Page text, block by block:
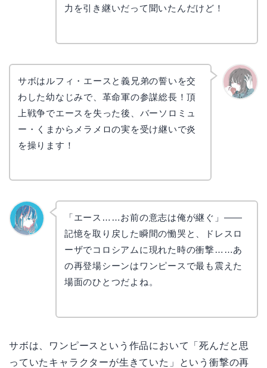
力を引き継いだって聞いたんだけど！
サボはルフィ・エースと義兄弟の誓いを交
わした幼なじみで、革命軍の参謀総長！頂
上戦争でエースを失った後、バーソロミュ
ー・くまからメラメロの実を受け継いで炎
を操ります！
「エース……お前の意志は俺が継ぐ」——
記憶を取り戻した瞬間の慟哭と、ドレスロ
ーザでコロシアムに現れた時の衝撃……あ
の再登場シーンはワンピースで最も震えた
場面のひとつだよね。
サボは、ワンピースという作品において「死んだと思
っていたキャラクターが生きていた」という衝撃の再